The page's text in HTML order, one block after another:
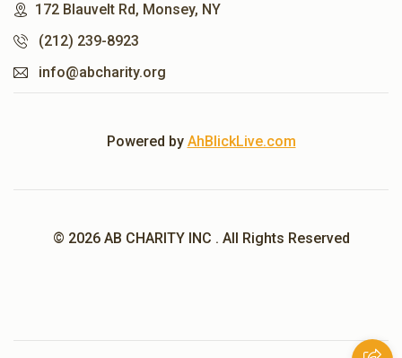
172 Blauvelt Rd, Monsey, NY
(212) 239-8923
info@abcharity.org
Powered by AhBlickLive.com
© 2026 AB CHARITY INC . All Rights Reserved